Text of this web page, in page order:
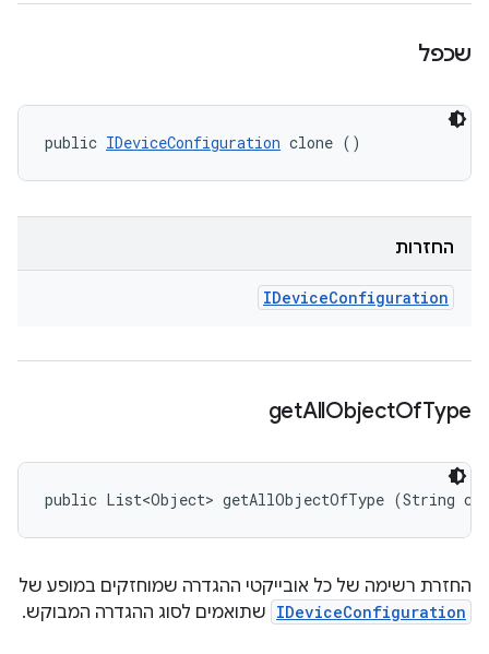
שכפל
public IDeviceConfiguration clone ()
החזרות
IDeviceConfiguration
getAllObjectOfType
public List<Object> getAllObjectOfType (String
החזרת רשימה של כל אובייקטי ההגדרה שמוחזקים במופע של
IDeviceConfiguration שתואמים לסוג ההגדרה המבוקש.